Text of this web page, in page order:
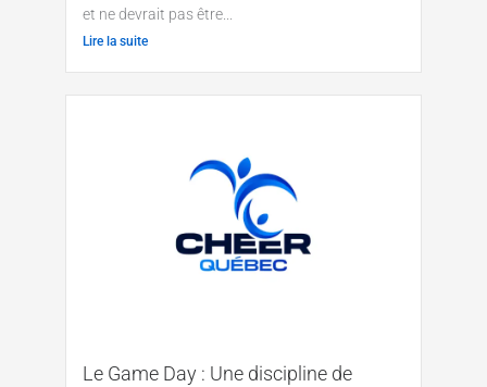
et ne devrait pas être...
Lire la suite
Le Game Day : Une discipline de